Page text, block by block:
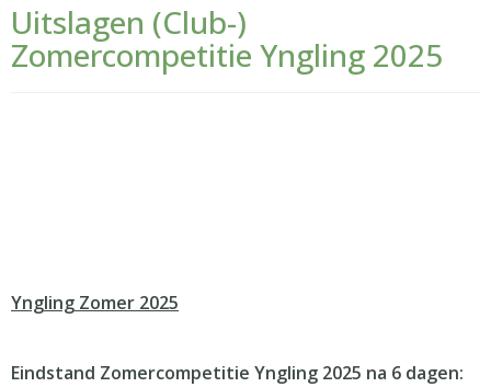
Uitslagen (Club-)
Zomercompetitie Yngling 2025
Yngling Zomer 2025
Eindstand Zomercompetitie Yngling 2025 na 6 dagen: